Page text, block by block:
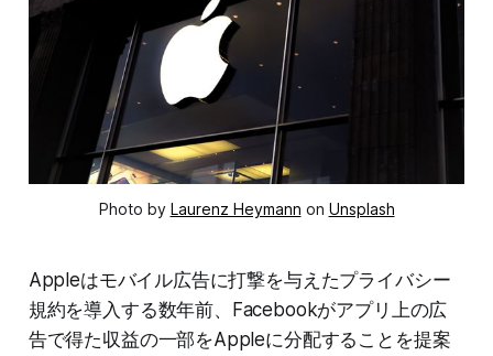
Photo by Laurenz Heymann on Unsplash
Appleはモバイル広告に打撃を与えたプライバシー
規約を導入する数年前、Facebookがアプリ上の広
告で得た収益の一部をAppleに分配することを提案